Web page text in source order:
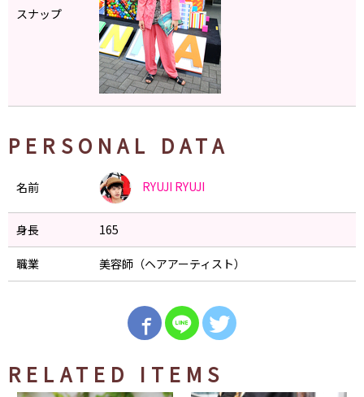
スナップ
PERSONAL DATA
名前 RYUJI RYUJI
身長 165
職業 美容師（ヘアアーティスト）
RELATED ITEMS